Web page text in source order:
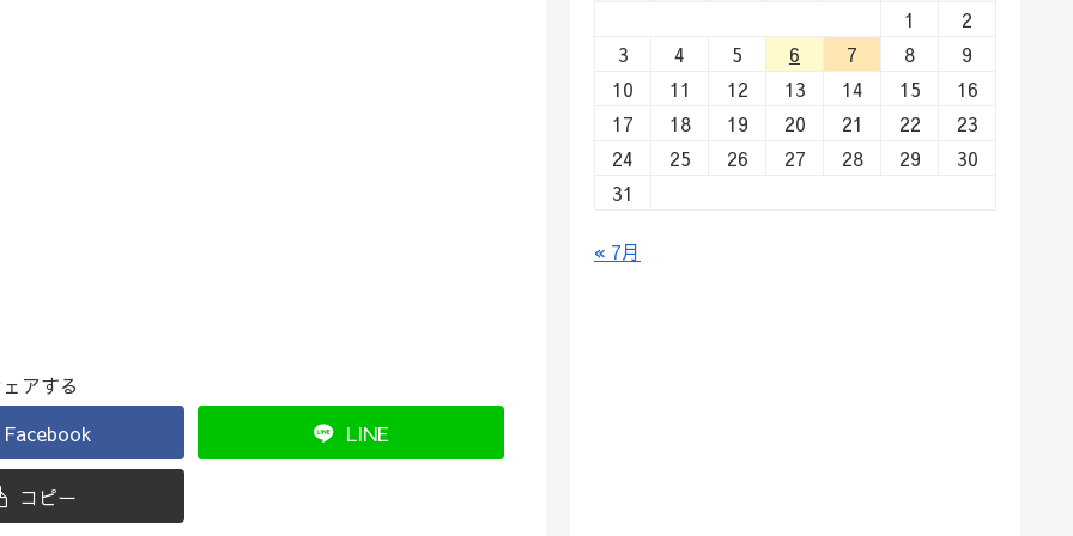
アする
Facebook LINE
コピー
1
2
3
4 5 6 7 8
9
10
11 12 13 14 15
16
17
18 19 20 21 22
23
24
25 26 27 28 29
30
31
« 7月